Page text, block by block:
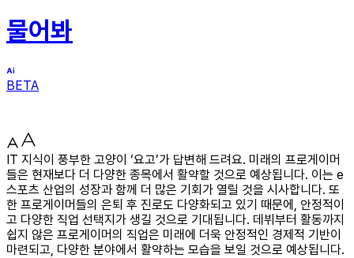
물어봐
BETA
IT 지식이 풍부한 고양이 ‘요고’가 답변해 드려요. 미래의 프로게이머
들은 현재보다 더 다양한 종목에서 활약할 것으로 예상됩니다. 이는 e
스포츠 산업의 성장과 함께 더 많은 기회가 열릴 것을 시사합니다. 또
한 프로게이머들의 은퇴 후 진로도 다양화되고 있기 때문에, 안정적이
고 다양한 직업 선택지가 생길 것으로 기대됩니다. 데뷔부터 활동까지
쉽지 않은 프로게이머의 직업은 미래에 더욱 안정적인 경제적 기반이
마련되고, 다양한 분야에서 활약하는 모습을 보일 것으로 예상됩니다.